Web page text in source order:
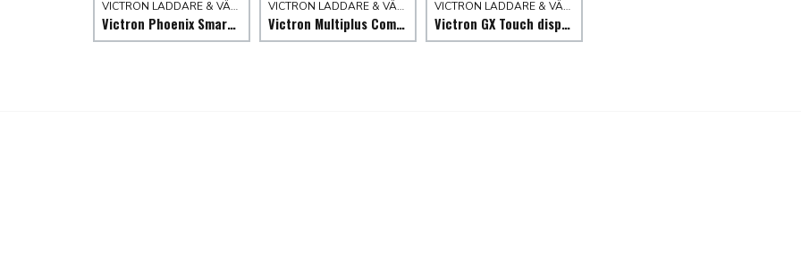
VICTRON LADDARE & VÄXELRIKTARE
Victron Phoenix Smart inverter
VICTRON LADDARE & VÄXELRIKTARE
Victron Multiplus Compact växelriktare/laddare
VICTRON LADDARE & VÄXELRIKTARE
Victron GX Touch displays